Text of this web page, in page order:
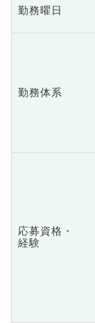
勤務曜日
勤務体系
応募資格・
経験